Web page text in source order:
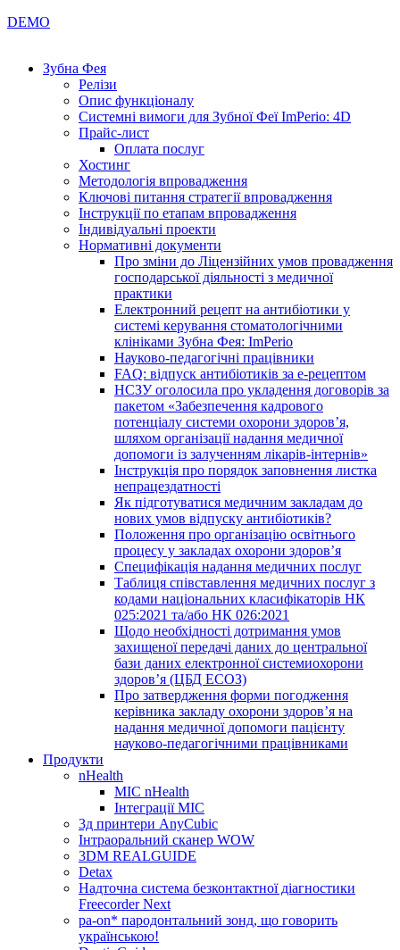
DEMO
Зубна Фея
Релізи
Опис функціоналу
Системні вимоги для Зубної Феї ImPerio: 4D
Прайс-лист
Оплата послуг
Хостинг
Методологія впровадження
Ключові питання стратегії впровадження
Інструкції по етапам впровадження
Індивідуальні проекти
Нормативні документи
Про зміни до Ліцензійних умов провадження
господарської діяльності з медичної
практики
Електронний рецепт на антибіотики у
системі керування стоматологічними
клініками Зубна Фея: ImPerio
Науково-педагогічні працівники
FAQ: відпуск антибіотиків за е-рецептом
НСЗУ оголосила про укладення договорів за
пакетом «Забезпечення кадрового
потенціалу системи охорони здоров’я,
шляхом організації надання медичної
допомоги із залученням лікарів-інтернів»
Інструкція про порядок заповнення листка
непрацездатності
Як підготуватися медичним закладам до
нових умов відпуску антибіотиків?
Положення про організацію освітнього
процесу у закладах охорони здоров’я
Специфікація надання медичних послуг
Таблиця співставлення медичних послуг з
кодами національних класифікаторів НК
025:2021 та/або НК 026:2021
Щодо необхідності дотримання умов
захищеної передачі даних до центральної
бази даних електронної системиохорони
здоров’я (ЦБД ЕСОЗ)
Про затвердження форми погодження
керівника закладу охорони здоров’я на
надання медичної допомоги пацієнту
науково-педагогічними працівниками
Продукти
nHealth
МІС nHealth
Інтеграції МІС
3д принтери AnyCubic
Інтраоральний сканер WOW
3DM REALGUIDE
Detax
Надточна система безконтактної діагностики
Freecorder Next
pa-on* пародонтальний зонд, що говорить
українською!